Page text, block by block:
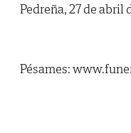
Pedreña, 27 de abril
Pésames: